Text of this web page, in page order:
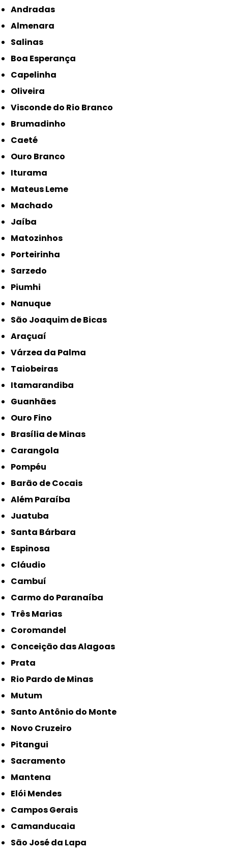
Andradas
Almenara
Salinas
Boa Esperança
Capelinha
Oliveira
Visconde do Rio Branco
Brumadinho
Caeté
Ouro Branco
Iturama
Mateus Leme
Machado
Jaíba
Matozinhos
Porteirinha
Sarzedo
Piumhi
Nanuque
São Joaquim de Bicas
Araçuaí
Várzea da Palma
Taiobeiras
Itamarandiba
Guanhães
Ouro Fino
Brasília de Minas
Carangola
Pompéu
Barão de Cocais
Além Paraíba
Juatuba
Santa Bárbara
Espinosa
Cláudio
Cambuí
Carmo do Paranaíba
Três Marias
Coromandel
Conceição das Alagoas
Prata
Rio Pardo de Minas
Mutum
Santo Antônio do Monte
Novo Cruzeiro
Pitangui
Sacramento
Mantena
Elói Mendes
Campos Gerais
Camanducaia
São José da Lapa